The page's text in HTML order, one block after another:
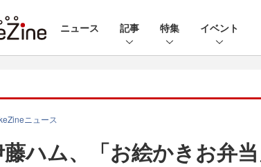
ニュース 記事 特集 イベント
ニュース
ハム、「お絵かきお弁